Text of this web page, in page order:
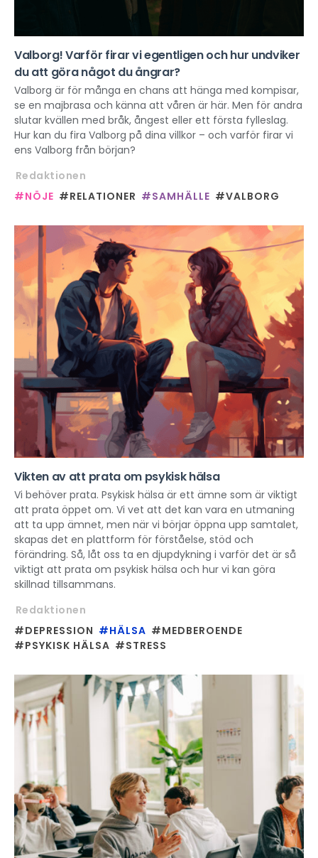
Valborg! Varför firar vi egentligen och hur undviker
du att göra något du ångrar?
Valborg är för många en chans att hänga med kompisar,
se en majbrasa och känna att våren är här. Men för andra
slutar kvällen med bråk, ångest eller ett första fylleslag.
Hur kan du fira Valborg på dina villkor – och varför firar vi
ens Valborg från början?
Redaktionen
#NÖJE #RELATIONER #SAMHÄLLE #VALBORG
Vikten av att prata om psykisk hälsa
Vi behöver prata. Psykisk hälsa är ett ämne som är viktigt
att prata öppet om. Vi vet att det kan vara en utmaning
att ta upp ämnet, men när vi börjar öppna upp samtalet,
skapas det en plattform för förståelse, stöd och
förändring. Så, låt oss ta en djupdykning i varför det är så
viktigt att prata om psykisk hälsa och hur vi kan göra
skillnad tillsammans.
Redaktionen
#DEPRESSION #HÄLSA #MEDBEROENDE
#PSYKISK HÄLSA #STRESS